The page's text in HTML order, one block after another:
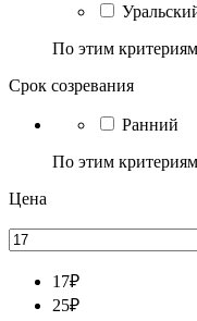
По этим
Срок созревания
Ранний
По этим
Цена
17₽
25₽